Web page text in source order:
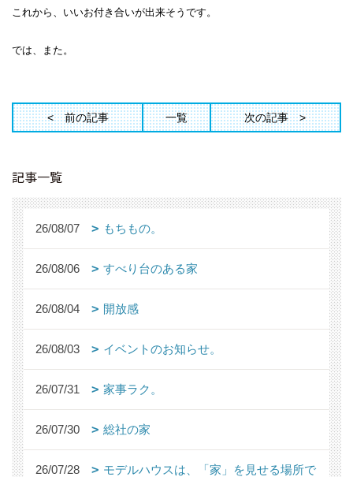
これから、 いいお付き合いが出来そうです。
では、また。
前の記事 一覧 次の記事
記事一覧
26/08/07 もちもの。
26/08/06 すべり台のある家
26/08/04 開放感
26/08/03 イベントのお知らせ。
26/07/31 家事ラク。
26/07/30 総社の家
26/07/28
モデルハウスは、「家」を見せる場所で